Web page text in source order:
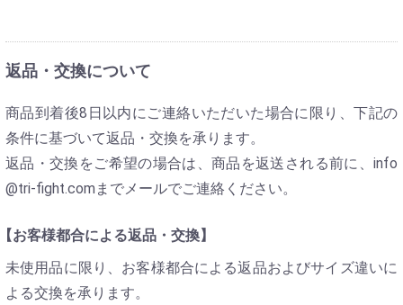
返品・交換について
商品到着後8日以内にご連絡いただいた場合に限り、下記の
条件に基づいて返品・交換を承ります。
返品・交換をご希望の場合は、商品を返送される前に、info
@tri-fight.comまでメールでご連絡ください。
お客様都合による返品・交換】
未使用品に限り、お客様都合による返品およびサイズ違いに
よる交換を承ります。